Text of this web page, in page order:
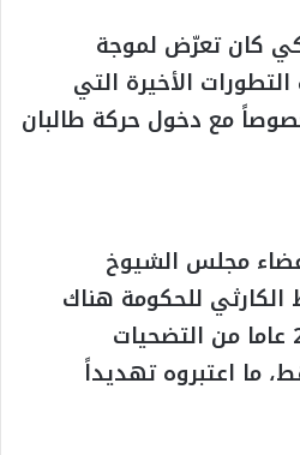
كان تعرّض لموجة
الأخيرة التي
مع دخول حركة طالبان
مجلس الشيوخ
للحكومة هناك
وخسارة ما اعتبروها 20 عاما من التضحيات
ما اعتبروه تهديداً